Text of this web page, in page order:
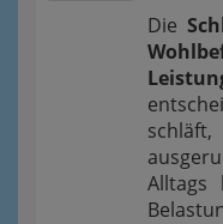
Die
Alltags